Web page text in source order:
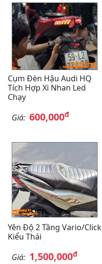
Cụm Đèn Hậu Audi HQ
Tích Hợp Xi Nhan Led
Chạy
Giá: 600,000đ
Yên Độ 2 Tầng Vario/Click
Kiểu Thái
Giá: 1,500,000đ